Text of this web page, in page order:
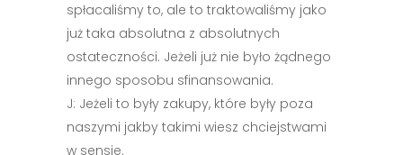
spłacaliśmy to, ale to traktowaliśmy jako
już taka absolutna z absolutnych
ostateczności. Jeżeli już nie było żądnego
innego sposobu sfinansowania.
J: Jeżeli to były zakupy, które były poza
naszymi jakby takimi wiesz chciejstwami
w sensie.